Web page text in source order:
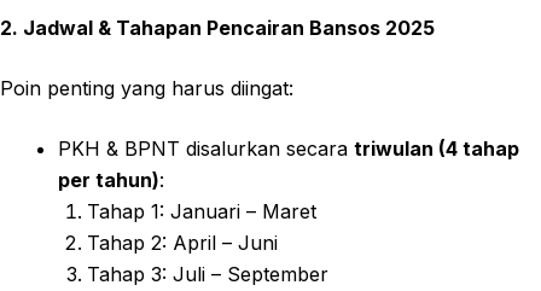
2. Jadwal & Tahapan Pencairan Bansos 2025
Poin penting yang harus diingat:
PKH & BPNT disalurkan secara triwulan (4 tahap
per tahun):
Tahap 1: Januari – Maret
Tahap 2: April – Juni
Tahap 3: Juli – September